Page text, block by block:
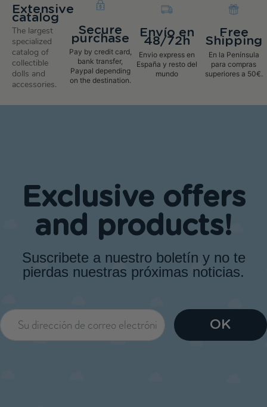
Extensive
catalog
The largest
specialized
catalog of
collectible
dolls and
accessories.
Secure
purchase
Pay by credit card,
bank transfer,
Paypal depending
on the destination.
Envío en
48/72h
Envio express en
España y resto del
mundo
Free
Shipping
En la Península
para compras
superiores a 50€.
Exclusive offers
and products!
Suscribete a nuestro boletín y no te
pierdas nuestras próximas noticias.